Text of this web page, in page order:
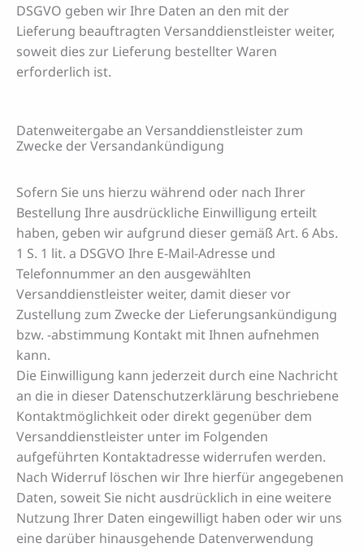
DSGVO geben wir Ihre Daten an den mit der
Lieferung beauftragten Versanddienstleister weiter,
soweit dies zur Lieferung bestellter Waren
erforderlich ist.
Datenweitergabe an Versanddienstleister zum
Zwecke der Versandankündigung
Sofern Sie uns hierzu während oder nach Ihrer
Bestellung Ihre ausdrückliche Einwilligung erteilt
haben, geben wir aufgrund dieser gemäß Art. 6 Abs.
1 S. 1 lit. a DSGVO Ihre E-Mail-Adresse und
Telefonnummer an den ausgewählten
Versanddienstleister weiter, damit dieser vor
Zustellung zum Zwecke der Lieferungsankündigung
bzw. -abstimmung Kontakt mit Ihnen aufnehmen
kann.
Die Einwilligung kann jederzeit durch eine Nachricht
an die in dieser Datenschutzerklärung beschriebene
Kontaktmöglichkeit oder direkt gegenüber dem
Versanddienstleister unter im Folgenden
aufgeführten Kontaktadresse widerrufen werden.
Nach Widerruf löschen wir Ihre hierfür angegebenen
Daten, soweit Sie nicht ausdrücklich in eine weitere
Nutzung Ihrer Daten eingewilligt haben oder wir uns
eine darüber hinausgehende Datenverwendung